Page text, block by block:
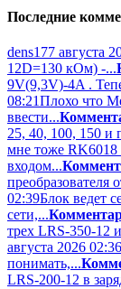
Последние
dens177 августа
12D=130 кОм) -...
9V(9,3V)-4A .
08:21Плохо что
ввести...
25, 40, 100, 150 и
мне тоже RK6018
входом...
преобразователя
02:39Блок ведет
сети,...
трех LRS-350-12
августа 2026 02:36
понимать,...
LRS-200-12 в